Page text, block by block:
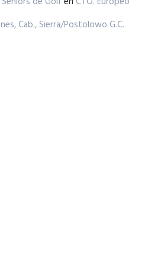
Cab., Sierra/Postolowo G.C.